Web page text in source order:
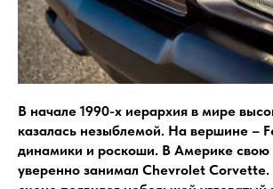
В начале 1990-х иерархия в мире
казалась незыблемой. На вершине –
динамики и роскоши. В Америке
уверенно занимал Chevrolet Corvette.